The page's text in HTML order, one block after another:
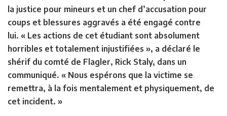
la justice pour mineurs et un chef d’accusation pour
coups et blessures aggravés a été engagé contre
lui. « Les actions de cet étudiant sont absolument
horribles et totalement injustifiées », a déclaré le
shérif du comté de Flagler, Rick Staly, dans un
communiqué. « Nous espérons que la victime se
remettra, à la fois mentalement et physiquement, de
cet incident. »